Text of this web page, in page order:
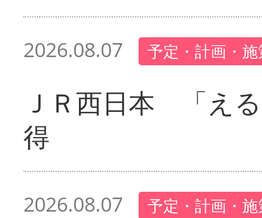
2026.08.07 予定・計画・
ＪＲ西日本 「え
得
2026.08.07 予定・計画・